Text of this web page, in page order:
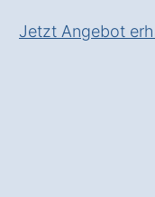
Jetzt Angebot